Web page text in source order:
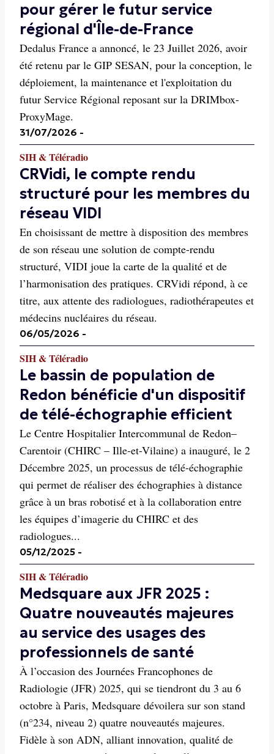
pour gérer le futur service
régional d'Île-de-France
Dedalus France a annoncé, le 23 Juillet 2026, avoir
été retenu par le GIP SESAN, pour la conception, le
déploiement, la maintenance et l'exploitation du
futur Service Régional reposant sur la DRIMbox-
ProxyMage.
31/07/2026 -
SIH & Téléradio
CRVidi, le compte rendu
structuré pour les membres du
réseau VIDI
En choisissant de mettre à disposition des membres
de son réseau une solution de compte-rendu
structuré, VIDI joue la carte de la qualité et de
l’harmonisation des pratiques. CRVidi répond, à ce
titre, aux attente des radiologues, radiothérapeutes et
médecins nucléaires du réseau.
06/05/2026 -
SIH & Téléradio
Le bassin de population de
Redon bénéficie d'un dispositif
de télé-échographie efficient
Le Centre Hospitalier Intercommunal de Redon–
Carentoir (CHIRC – Ille-et-Vilaine) a inauguré, le 2
Décembre 2025, un processus de télé-échographie
qui permet de réaliser des échographies à distance
grâce à un bras robotisé et à la collaboration entre
les équipes d’imagerie du CHIRC et des
radiologues...
05/12/2025 -
SIH & Téléradio
Medsquare aux JFR 2025 :
Quatre nouveautés majeures
au service des usages des
professionnels de santé
À l’occasion des Journées Francophones de
Radiologie (JFR) 2025, qui se tiendront du 3 au 6
octobre à Paris, Medsquare dévoilera sur son stand
(n°234, niveau 2) quatre nouveautés majeures.
Fidèle à son ADN, alliant innovation, qualité de